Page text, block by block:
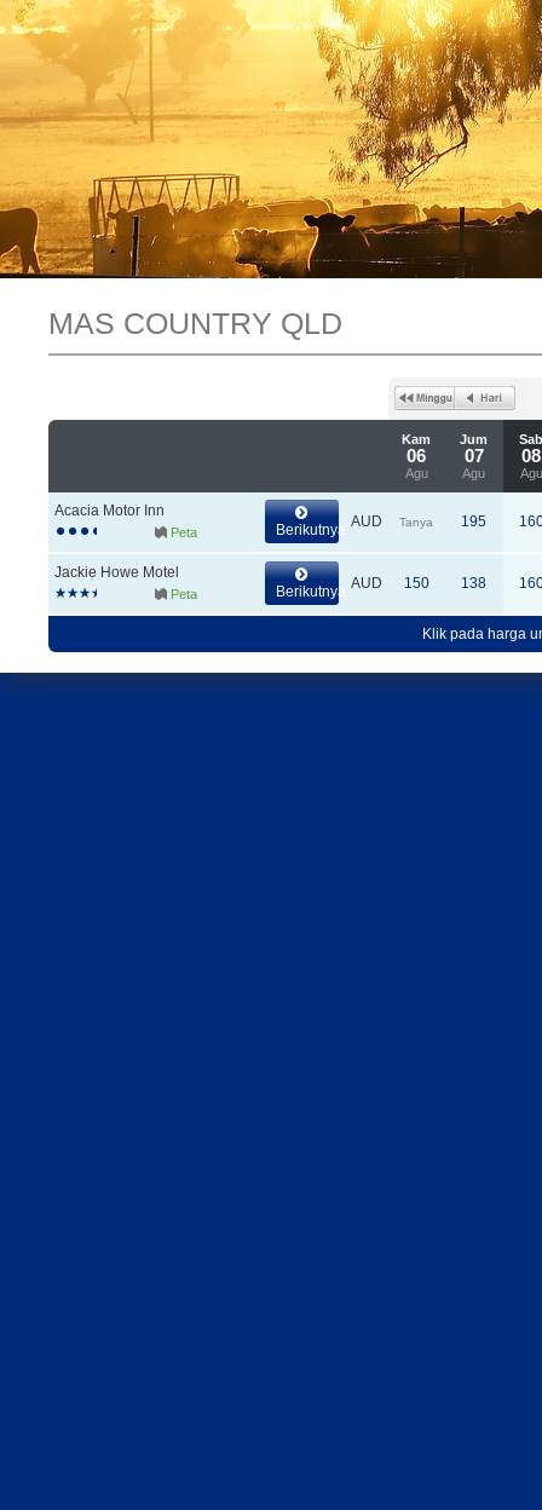
MAS COUNTRY QLD
Kam
06
Agu
Jum
07
Agu
08
Agu
Acacia Motor Inn
Peta Berikutnya AUD Tanya 195
Jackie Howe Motel
Peta Berikutnya AUD 150 138
Klik pada harga